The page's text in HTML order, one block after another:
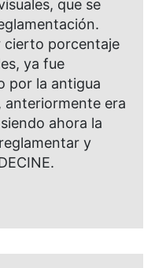
que se
cierto porcentaje
ya fue
por la antigua
anteriormente era
ahora la
y